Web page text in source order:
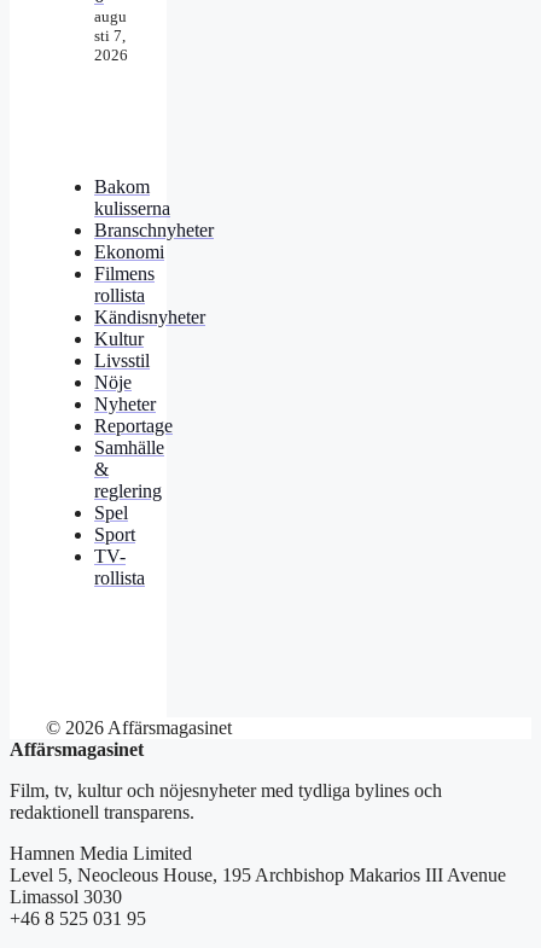
augu
sti 7,
2026
Bakom
kulisserna
Branschnyheter
Ekonomi
Filmens
rollista
Kändisnyheter
Kultur
Livsstil
Nöje
Nyheter
Reportage
Samhälle
&
reglering
Spel
Sport
TV-
rollista
© 2026 Affärsmagasinet
Affärsmagasinet
Film, tv, kultur och nöjesnyheter med tydliga bylines och
redaktionell transparens.
Hamnen Media Limited
Level 5, Neocleous House, 195 Archbishop Makarios III Avenue
Limassol 3030
+46 8 525 031 95